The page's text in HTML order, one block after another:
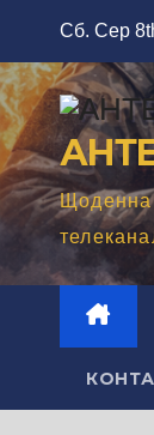
вмісту
Сб. Сер
Щоденна